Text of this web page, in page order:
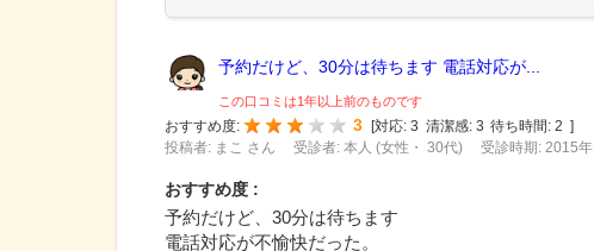
予約だけど、30分は待ちます 電話対応が...
この口コミは1年以上前のものです
おすすめ度:
3 対応: 3 清潔感: 3 待ち時間: 2
投稿者: まこ さん
受診者: 本人 (女性・ 30代) 受診時期: 2015年
おすすめ度 :
予約だけど、30分は待ちます
電話対応が不愉快だった。